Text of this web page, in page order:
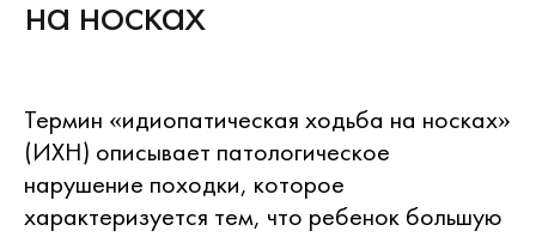
на носках
Термин «идиопатическая ходьба на носках»
(ИХН) описывает патологическое
нарушение походки, которое
характеризуется тем, что ребенок большую